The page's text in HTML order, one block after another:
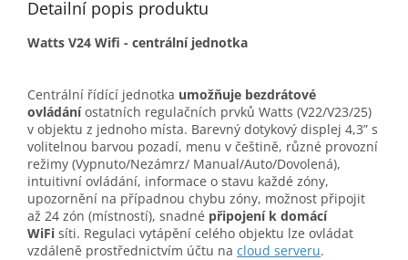
Detailní popis produktu
Watts V24 Wifi - centrální jednotka
Centrální řídící jednotka umožňuje bezdrátové
ovládáníostatních regulačních prvků Watts (V22/V23/25)
v objektu z jednoho místa. Barevný dotykový displej 4,3” s
volitelnou barvou pozadí, menu v češtině, různé provozní
režimy (Vypnuto/Nezámrz/ Manual/Auto/Dovolená),
intuitivní ovládání, informace o stavu každé zóny,
upozornění na případnou chybu zóny, možnost připojit
až 24 zón (místností), snadné připojení k domácí
WiFi síti. Regulaci vytápění celého objektu lze ovládat
vzdáleně prostřednictvím účtu na cloud serveru.